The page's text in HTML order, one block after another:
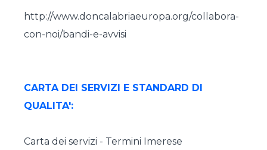
http://www.doncalabriaeuropa.org/collabora-
con-noi/bandi-e-avvisi
CARTA DEI SERVIZI E STANDARD DI
QUALITA':
Carta dei servizi - Termini Imerese